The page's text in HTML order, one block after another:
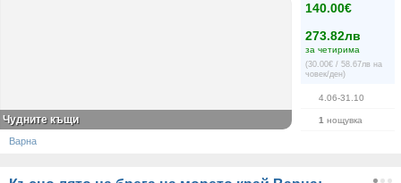
140.00€
273.82лв
за четирима
(30.00€ / 58.67лв на
човек/ден)
4.06-31.10
1 нощувка
Чудните къщи
Варна